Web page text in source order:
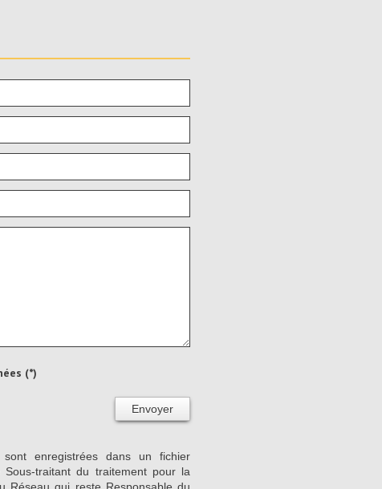
(*)
Envoyer
enregistrées dans un fichier
traitant du traitement pour la